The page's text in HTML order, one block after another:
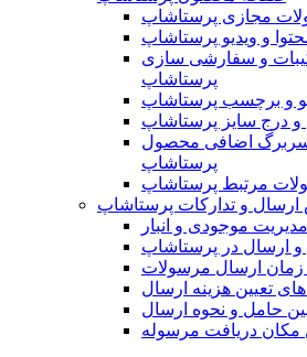
مجازی پرستاشاپ
و ویدیو پرستاشاپ
و سفارشی سازی
پرستاشاپ
و برچسب پرستاشاپ
و درج سایز پرستاشاپ
اضافی محصول
پرستاشاپ
مرتبط پرستاشاپ
و تدارکات پرستاشاپ
مدیریت موجودی و انبار
ارسال در پرستاشاپ
زمان ارسال مرسولات
تعیین هزینه ارسال
حامل و نحوه ارسال
مکان دریافت مرسوله